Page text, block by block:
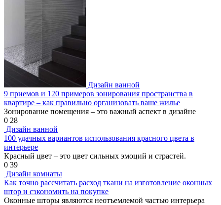
Дизайн ванной
9 приемов и 120 примеров зонирования пространства в
квартире – как правильно организовать ваше жилье
Зонирование помещения – это важный аспект в дизайне
0 28
Дизайн ванной
100 удачных вариантов использования красного цвета в
интерьере
Красный цвет – это цвет сильных эмоций и страстей.
0 39
Дизайн комнаты
Как точно рассчитать расход ткани на изготовление оконных
штор и сэкономить на покупке
Оконные шторы являются неотъемлемой частью интерьера